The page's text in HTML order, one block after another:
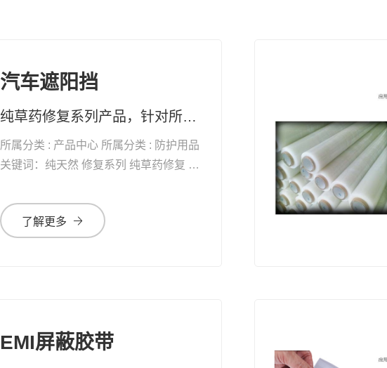
汽车遮阳挡
纯草药修复系列产品，针对所有黏膜、表皮及真皮受损，均有快速疗效 药妆草本修复系列护肤品、化妆品，天然无添加。可有效改善皮肤问题及对化妆品过敏的现象
所属分类 : 产品中心 所属分类 : 防护用品
关键词：纯天然 修复系列 纯草药修复 自
了解更多
EMI屏蔽胶带